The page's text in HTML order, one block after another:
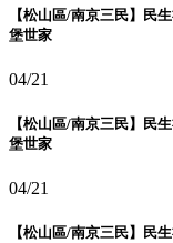
【松山區/南京三民】民
堡世家
04/21
【松山區/南京三民】民
堡世家
04/21
【松山區/南京三民】民